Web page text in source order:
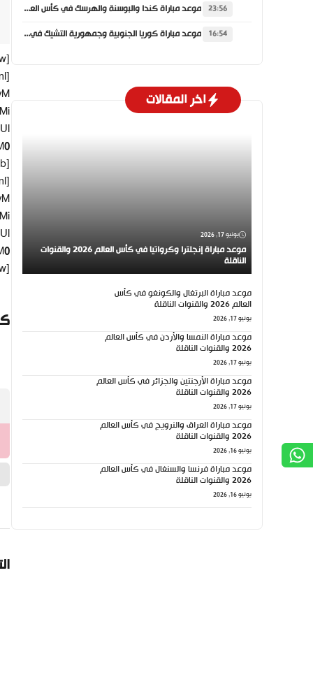
23:56 موعد مباراة كندا والبوسنة والهرسك في كأس العالم 2026 والقنوات الناقلة
16:54 موعد مباراة كوريا الجنوبية وجمهورية التشيك في كأس العالم 2026 والقنوات الناقلة
اخر المقالات
يونيو 17, 2026
موعد مباراة إنجلترا وكرواتيا في كأس العالم 2026 والقنوات
الناقلة
موعد مباراة البرتغال والكونغو في كأس
العالم 2026 والقنوات الناقلة
يونيو 17, 2026
موعد مباراة النمسا والأردن في كأس العالم
2026 والقنوات الناقلة
يونيو 17, 2026
موعد مباراة الأرجنتين والجزائر في كأس العالم
2026 والقنوات الناقلة
يونيو 17, 2026
موعد مباراة العراق والنرويج في كأس العالم
2026 والقنوات الناقلة
يونيو 16, 2026
موعد مباراة فرنسا والسنغال في كأس العالم
2026 والقنوات الناقلة
يونيو 16, 2026